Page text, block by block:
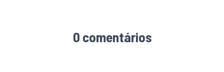
0 comentários